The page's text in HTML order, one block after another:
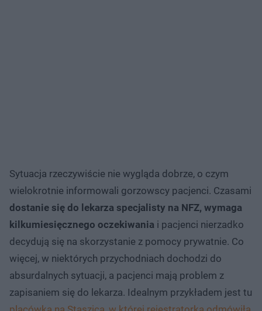
Sytuacja rzeczywiście nie wygląda dobrze, o czym
wielokrotnie informowali gorzowscy pacjenci. Czasami
dostanie się do lekarza specjalisty na NFZ, wymaga
kilkumiesięcznego oczekiwania i pacjenci nierzadko
decydują się na skorzystanie z pomocy prywatnie. Co
więcej, w niektórych przychodniach dochodzi do
absurdalnych sytuacji, a pacjenci mają problem z
zapisaniem się do lekarza. Idealnym przykładem jest tu